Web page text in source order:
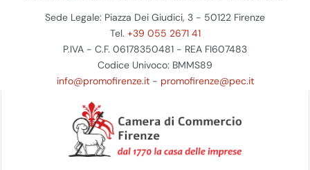
Sede Legale: Piazza Dei Giudici, 3 - 50122 Firenze
Tel. +39 055 2671 41
P.IVA - C.F. 06178350481 - REA FI607483
Codice Univoco: BMMS89
info@promofirenze.it- promofirenze@pec.it